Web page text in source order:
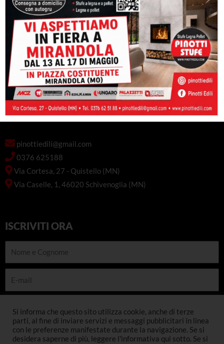
Stufe
Caminetti e inserti
Caldaie
Barbeque
CONTATTACI
pinottiedili@gmail.com
0376 625188
Via Cortesa, 27 - Quistello (MN)
Via Caselle, 1, 46020 Schivenoglia (MN)
ISCRIVITI ORA
INSCRIVITI
Si informa che questo sito utilizza cookie, anche di terze
parti, al fine di inviare servizi e messaggi pubblicitari in linea
con le preferenze manifestate durante la navigazione. Se si
desidera saperne di più, leggere l'informativa qui sotto. Se si